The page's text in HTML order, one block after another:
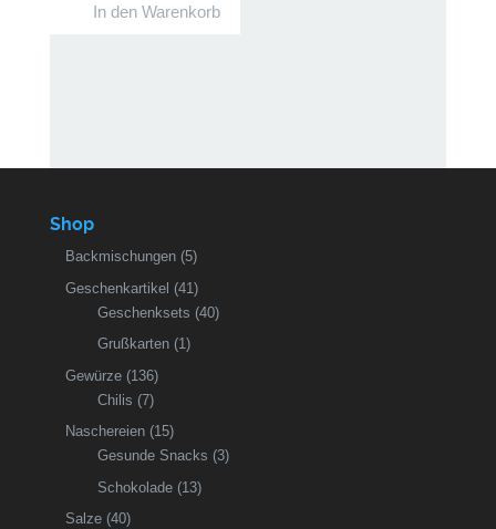
In den Warenkorb
Shop
Backmischungen (5)
Geschenkartikel (41)
Geschenksets (40)
Grußkarten (1)
Gewürze (136)
Chilis (7)
Naschereien (15)
Gesunde Snacks (3)
Schokolade (13)
Salze (40)